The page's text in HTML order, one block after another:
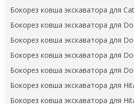
Бокорез ковша экскаватора для
Бокорез ковша экскаватора для
Бокорез ковша экскаватора для
Бокорез ковша экскаватора для
Бокорез ковша экскаватора для
Бокорез ковша экскаватора для
Бокорез ковша экскаватора для